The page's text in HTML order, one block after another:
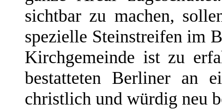
sichtbar zu machen,
spezielle Steinstreifen im
Kirchgemeinde ist zu
bestatteten Berliner an
christlich und würdig neu